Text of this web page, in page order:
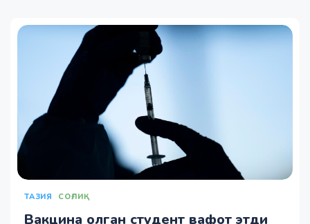
ТАЗИЯ СОҒЛИҚ
Вакцина олган студент вафот этди